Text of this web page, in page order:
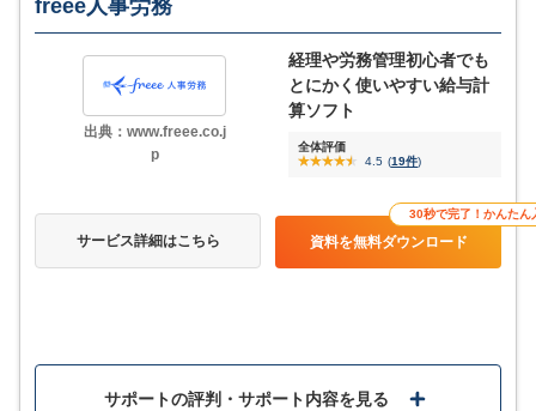
所得税や住民税率は手動で変更する必要がある
ジンジャー給与を導入したことで、勤怠データの手入力ほぼ不要
り、確認作業の時間短縮にもつながっています。クラウド上で作
業できるため、場所を問わず作業できる点もメリットです。
口コミをもっと見る
freee人事労務
出典：www.freee.co.j
p
経理や労務管理初心者でも
とにかく使いやすい給与計
算ソフト
全体評価
4.5 (19件)
30秒で完了！かんたん
資料を無料ダウンロード
サービス詳細はこちら
サポートの評判・サポート内容を見る